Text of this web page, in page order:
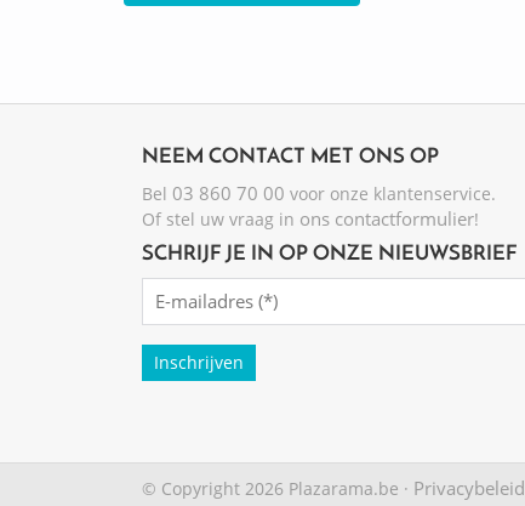
NEEM CONTACT MET ONS OP
Bel 03 860 70 00 voor onze klantenservice.
Of stel uw vraag in ons contactformulier!
SCHRIJF JE IN OP ONZE NIEUWSBRIEF
Emailadres
© Copyright 2026 Plazarama.be · Privacybeleid